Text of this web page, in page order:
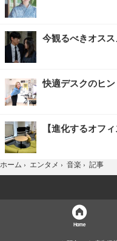
今観るべきオスス
快適デスクのヒ
【進化するオフィ
ホーム › エンタメ › 音楽 › 記事
Home